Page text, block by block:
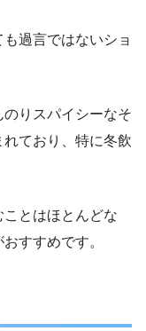
過言ではないショ
りスパイシーなそ
ており、特に冬飲
とはほとんどな
すすめです。